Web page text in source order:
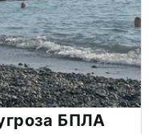
БПЛА